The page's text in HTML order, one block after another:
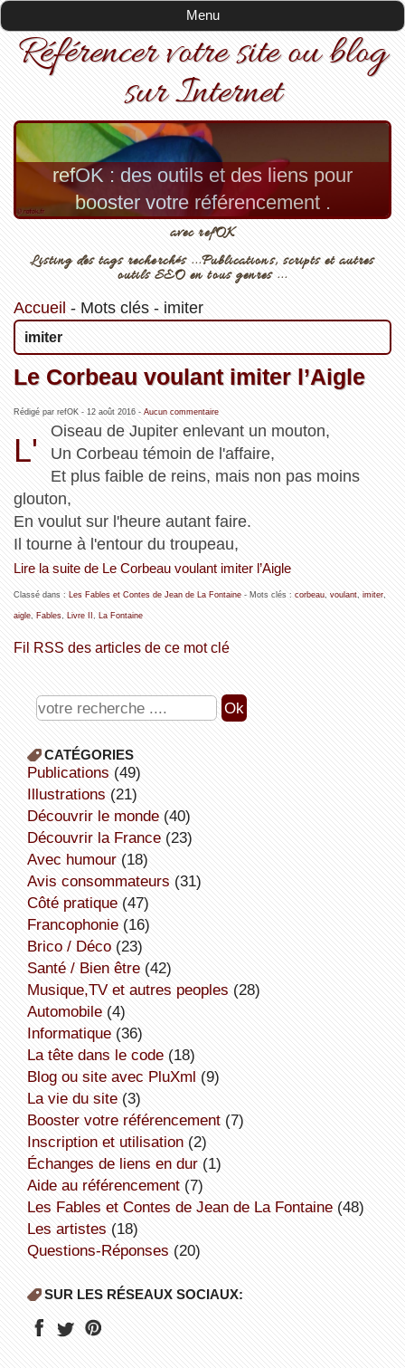
Menu
Référencer votre site ou blog
sur Internet
refOK : des outils et des liens pour
booster votre référencement .
avec refOK
Listing des tags recherchés ...Publications, scripts et autres
outils SEO en tous genres ...
Accueil - Mots clés- imiter
imiter
Le Corbeau voulant imiter l’Aigle
Rédigé par refOK - 12 août 2016- Aucun commentaire
L'
Oiseau de Jupiter enlevant un mouton,
Un Corbeau témoin de l'affaire,
Et plus faible de reins, mais non pas moins
glouton,
En voulut sur l'heure autant faire.
Il tourne à l'entour du troupeau,
Lire la suite de Le Corbeau voulant imiter l’Aigle
Classé dans : Les Fables et Contes de Jean de La Fontaine- Mots clés : corbeau, voulant, imiter,
aigle, Fables, Livre II La Fontaine
Fil RSS des articles de ce mot clé
CATÉGORIES
publications (49)
illustrations (21)
découvrir le monde(40)
découvrir la France(23)
avec humour(18)
avis consommateurs (31)
côté pratique(47)
Francophonie(16)
Brico / Déco(23)
Santé / Bien être(42)
Musique,TV et autres peoples (28)
Automobile(4)
informatique(36)
la tête dans le code(18)
Blog ou site avec PluXml (9)
la vie du site(3)
booster votre référencement(7)
inscription et utilisation(2)
échanges de liens en dur(1)
aide au référencement(7)
Les Fables et Contes de Jean de La Fontaine(48)
Les artistes (18)
Questions-Réponses (20)
SUR LES RÉSEAUX SOCIAUX: